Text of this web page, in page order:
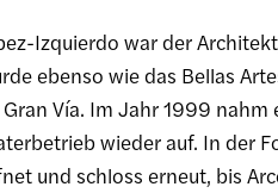
Izquierdo war der
ebenso wie das Bellas
Vía. Im Jahr 1999
wieder auf. In der
und schloss erneut, bis